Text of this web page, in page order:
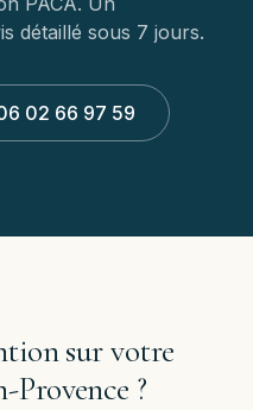
détaillé sous 7 jours.
02 66 97 59
sur votre
Provence ?